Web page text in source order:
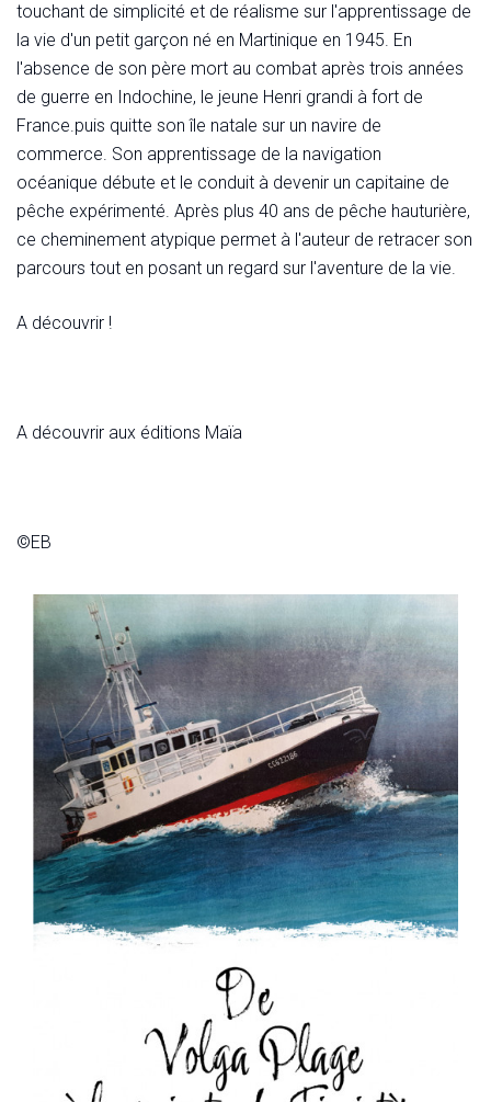
touchant de simplicité et de réalisme sur l'apprentissage de
la vie d'un petit garçon né en Martinique en 1945. En
l'absence de son père mort au combat après trois années
de guerre en Indochine, le jeune Henri grandi à fort de
France.puis quitte son île natale sur un navire de
commerce. Son apprentissage de la navigation
océanique débute et le conduit à devenir un capitaine de
pêche expérimenté. Après plus 40 ans de pêche hauturière,
ce cheminement atypique permet à l'auteur de retracer son
parcours tout en posant un regard sur l'aventure de la vie.
A découvrir !
A découvrir aux éditions Maïa
©EB